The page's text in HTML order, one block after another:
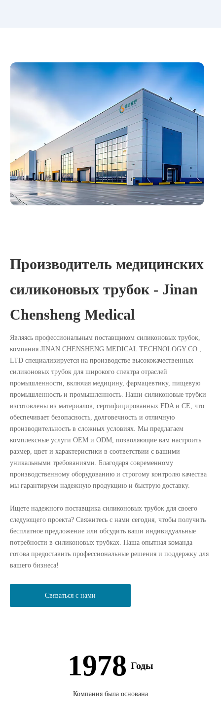
Производитель медицинских
силиконовых трубок - Jinan
Chensheng Medical
Являясь профессиональным поставщиком силиконовых трубок,
компания JINAN CHENSHENG MEDICAL TECHNOLOGY CO.,
LTD специализируется на производстве высококачественных
силиконовых трубок для широкого спектра отраслей
промышленности, включая медицину, фармацевтику, пищевую
промышленность и промышленность. Наши силиконовые трубки
изготовлены из материалов, сертифицированных FDA и CE, что
обеспечивает безопасность, долговечность и отличную
производительность в сложных условиях. Мы предлагаем
комплексные услуги OEM и ODM, позволяющие вам настроить
размер, цвет и характеристики в соответствии с вашими
уникальными требованиями. Благодаря современному
производственному оборудованию и строгому контролю качества
мы гарантируем надежную продукцию и быструю доставку.
Ищете надежного поставщика силиконовых трубок для своего
следующего проекта? Свяжитесь с нами сегодня, чтобы получить
бесплатное предложение или обсудить ваши индивидуальные
потребности в силиконовых трубках. Наша опытная команда
готова предоставить профессиональные решения и поддержку для
вашего бизнеса!
Связаться с нами
1978 Годы
Компания была основана